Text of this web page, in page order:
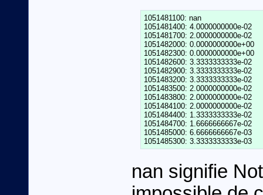
1051481100: nan
1051481400: 4.0000000000e-02
1051481700: 2.0000000000e-02
1051482000: 0.0000000000e+00
1051482300: 0.0000000000e+00
1051482600: 3.3333333333e-02
1051482900: 3.3333333333e-02
1051483200: 3.3333333333e-02
1051483500: 2.0000000000e-02
1051483800: 2.0000000000e-02
1051484100: 2.0000000000e-02
1051484400: 1.3333333333e-02
1051484700: 1.6666666667e-02
1051485000: 6.6666666667e-03
nan signifie